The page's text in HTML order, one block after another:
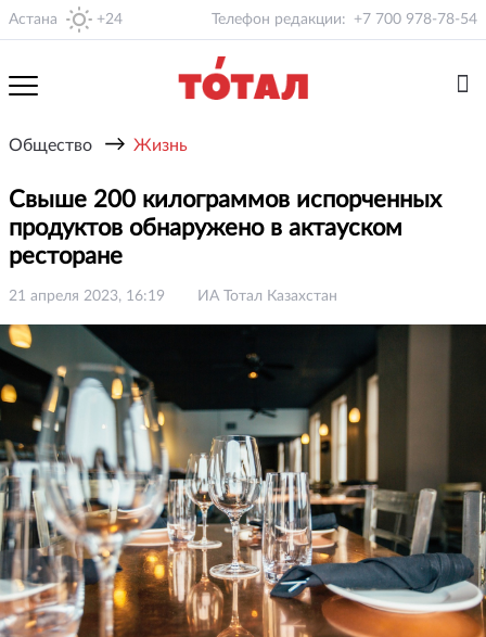
Астана +24 Телефон редакции: +7 700 978-78-54
Общество → Жизнь
Свыше 200 килограммов испорченных
продуктов обнаружено в актауском
ресторане
21 апреля 2023, 16:19 ИА Тотал Казахстан